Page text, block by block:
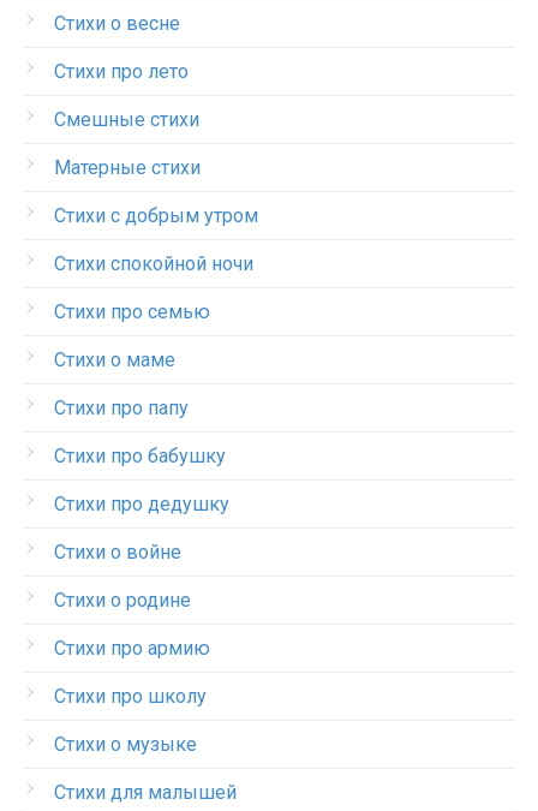
Стихи о весне
Стихи про лето
Смешные стихи
Матерные стихи
Стихи с добрым утром
Стихи спокойной ночи
Стихи про семью
Стихи о маме
Стихи про папу
Стихи про бабушку
Стихи про дедушку
Стихи о войне
Стихи о родине
Стихи про армию
Стихи про школу
Стихи о музыке
Стихи для малышей